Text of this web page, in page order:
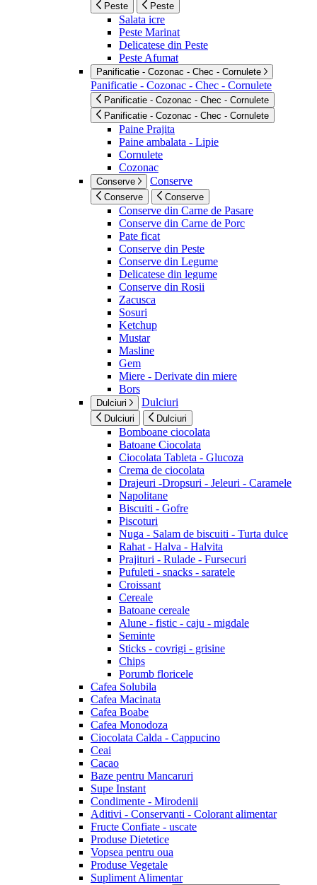
Peste Peste
Salata icre
Peste Marinat
Delicatese din Peste
Peste Afumat
Panificatie - Cozonac - Chec - Cornulete
Panificatie - Cozonac - Chec - Cornulete
Panificatie - Cozonac - Chec - Cornulete
Panificatie - Cozonac - Chec - Cornulete
Paine Prajita
Paine ambalata - Lipie
Cornulete
Cozonac
Conserve Conserve
Conserve Conserve
Conserve din Carne de Pasare
Conserve din Carne de Porc
Pate ficat
Conserve din Peste
Conserve din Legume
Delicatese din legume
Conserve din Rosii
Zacusca
Sosuri
Ketchup
Mustar
Masline
Gem
Miere - Derivate din miere
Bors
Dulciuri Dulciuri
Dulciuri Dulciuri
Bomboane ciocolata
Batoane Ciocolata
Ciocolata Tableta - Glucoza
Crema de ciocolata
Drajeuri -Dropsuri - Jeleuri - Caramele
Napolitane
Biscuiti - Gofre
Piscoturi
Nuga - Salam de biscuiti - Turta dulce
Rahat - Halva - Halvita
Prajituri - Rulade - Fursecuri
Pufuleti - snacks - saratele
Croissant
Cereale
Batoane cereale
Alune - fistic - caju - migdale
Seminte
Sticks - covrigi - grisine
Chips
Porumb floricele
Cafea Solubila
Cafea Macinata
Cafea Boabe
Cafea Monodoza
Ciocolata Calda - Cappucino
Ceai
Cacao
Baze pentru Mancaruri
Supe Instant
Condimente - Mirodenii
Aditivi - Conservanti - Colorant alimentar
Fructe Confiate - uscate
Produse Dietetice
Vopsea pentru oua
Produse Vegetale
Supliment Alimentar